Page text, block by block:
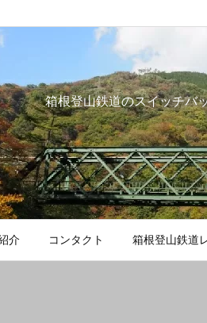
箱根登山鉄道のスイッチバ
介 コンタクト 箱根登山鉄道